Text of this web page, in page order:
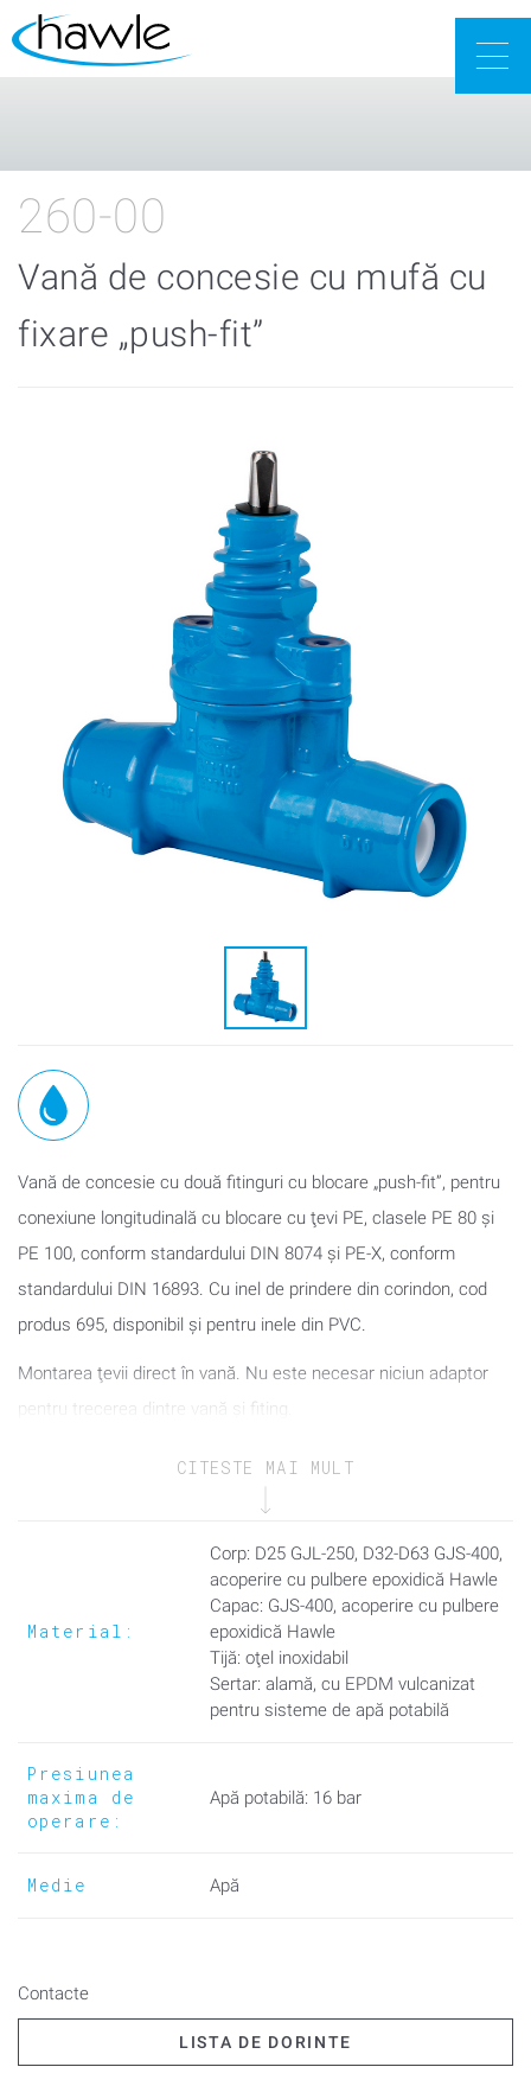
260-00
Vană de concesie cu mufă cu
fixare „push-fit”
Vană de concesie cu două fitinguri cu blocare „push-fit”, pentru
conexiune longitudinală cu blocare cu ţevi PE, clasele PE 80 şi
PE 100, conform standardului DIN 8074 şi PE-X, conform
standardului DIN 16893. Cu inel de prindere din corindon, cod
produs 695, disponibil şi pentru inele din PVC.
Montarea ţevii direct în vană. Nu este necesar niciun adaptor
pentru trecerea dintre vană şi fiting.
La conectarea ţevilor din PE trebuie să utilizaţi un suport liniar
Pentru construcția de conducte subterane și în sistemele de
distribuție în alimentarea cu apă potabilă. Nicio aplicație în
CITESTE MAI MULT
Material:
Corp: D25 GJL-250, D32-D63 GJS-400,
acoperire cu pulbere epoxidică Hawle
Capac: GJS-400, acoperire cu pulbere
epoxidică Hawle
Tijă: oţel inoxidabil
Sertar: alamă, cu EPDM vulcanizat
pentru sisteme de apă potabilă
Presiunea
maxima de
operare:
Apă potabilă: 16 bar
Medie Apă
Contacte
LISTA DE DORINTE